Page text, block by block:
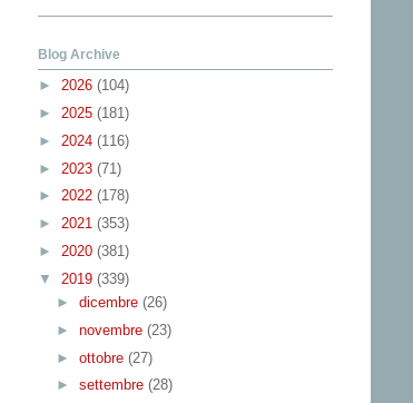
Blog Archive
► 2026 (104)
► 2025 (181)
► 2024 (116)
► 2023 (71)
► 2022 (178)
► 2021 (353)
► 2020 (381)
▼ 2019 (339)
► dicembre (26)
► novembre (23)
► ottobre (27)
► settembre (28)